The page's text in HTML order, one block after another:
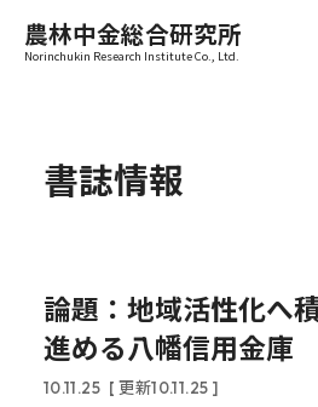
農林中金総合研究所
Norinchukin Research Institute Co., Ltd.
書誌情報
論題：地域活性化へ
進める八幡信用金庫
10.11.25 [ 更新10.11.25 ]